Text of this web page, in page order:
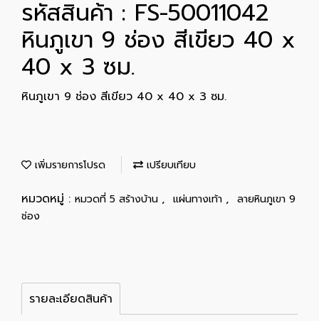
รหัสสินค้า : FS-50011042
หินภูเขา 9 ช่อง สีเขียว 40 x
40 x 3 ซม.
หินภูเขา 9 ช่อง สีเขียว 40 x 40 x 3 ซม.
เพิ่มรายการโปรด เปรียบเทียบ
หมวดหมู่ : หมวดที่ 5 สร้างบ้าน , แผ่นทางเท้า , ลายหินภูเขา 9
ช่อง
รายละเอียดสินค้า